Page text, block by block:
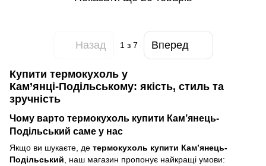
Назад 1 з 7 Вперед
Купити термокухоль у
Кам’янці‑Подільському: якість, стиль та
зручність
Чому варто термокухоль купити Кам’янець-
Подільський саме у нас
Якщо ви шукаєте, де термокухоль купити Кам’янець-
Подільський , наш магазин пропонує найкращі умови: